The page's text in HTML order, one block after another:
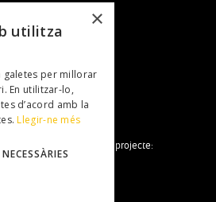
Literària forma part del projecte:
×
utilitza
galetes per millorar
En utilitzar-lo,
d’acord amb la
Llegir-ne més